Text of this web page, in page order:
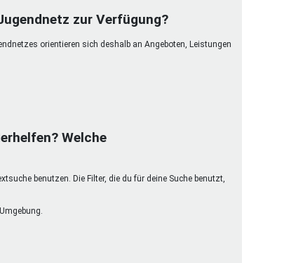
zur Verfügung?
orientieren sich deshalb an Angeboten, Leistungen
Welche
benutzen. Die Filter, die du für deine Suche benutzt,